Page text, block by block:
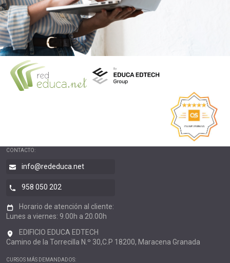
CONTACTO:
info@rededuca.net
958 050 202
Horario de atención al cliente:
Lunes a viernes: 9.00h a 20.00h
EDIFICIO EDUCA EDTECH
Camino de la Torrecilla N.º 30,C.P 18200, Maracena Granada
CURSOS MÁS DEMANDADOS: